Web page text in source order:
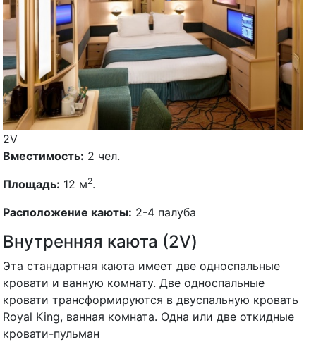
2V
Вместимость: 2 чел.
Площадь: 12 м2.
Расположение каюты: 2-4 палуба
Внутренняя каюта (2V)
Эта стандартная каюта имеет две односпальные
кровати и ванную комнату. Две односпальные
кровати трансформируются в двуспальную кровать
Royal King, ванная комната. Одна или две откидные
кровати-пульман